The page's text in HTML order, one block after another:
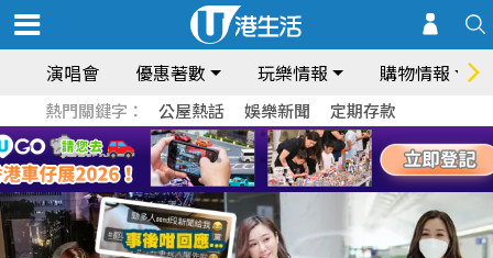
演唱會 優惠著數 玩樂情報 購物情報
熱門關鍵字： 公屋熱話 娛樂新聞 定期存款